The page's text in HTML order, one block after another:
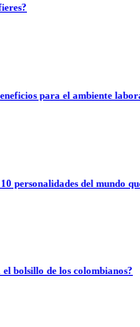
para el ambiente
personalidades del mundo
bolsillo de los colombianos?